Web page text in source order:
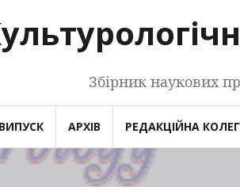
Збірник наукових
АРХІВ РЕДАКЦІЙНА